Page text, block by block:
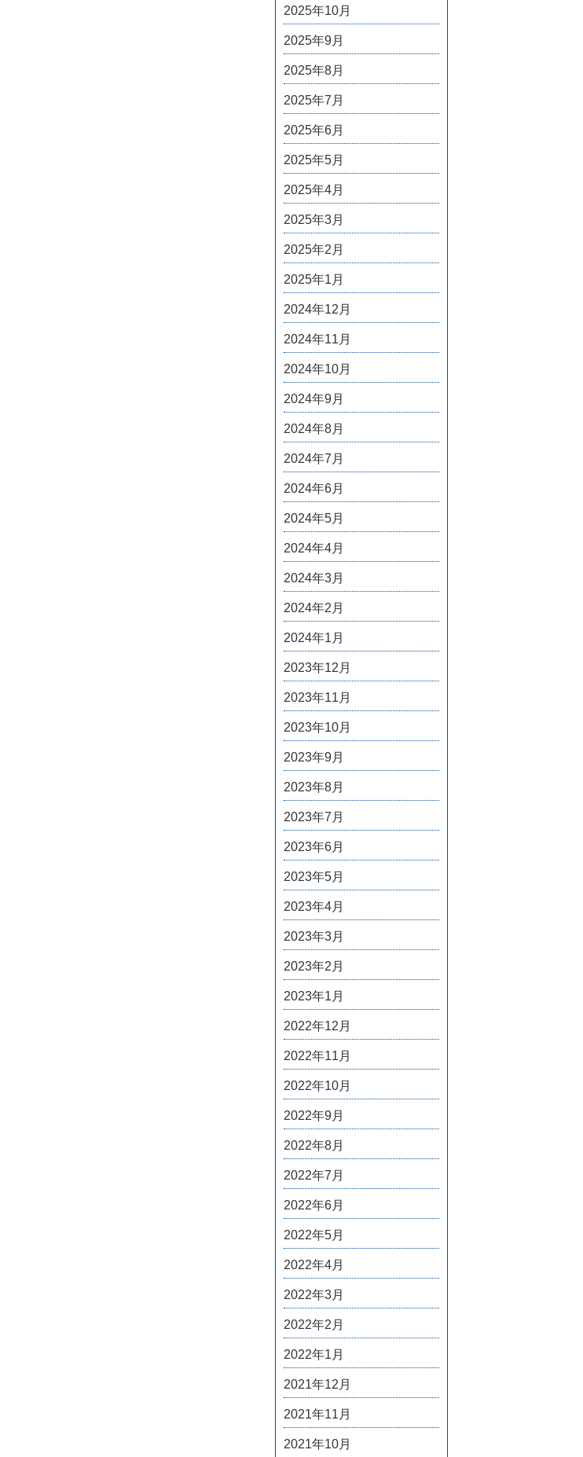
2025年10月
2025年9月
2025年8月
2025年7月
2025年6月
2025年5月
2025年4月
2025年3月
2025年2月
2025年1月
2024年12月
2024年11月
2024年10月
2024年9月
2024年8月
2024年7月
2024年6月
2024年5月
2024年4月
2024年3月
2024年2月
2024年1月
2023年12月
2023年11月
2023年10月
2023年9月
2023年8月
2023年7月
2023年6月
2023年5月
2023年4月
2023年3月
2023年2月
2023年1月
2022年12月
2022年11月
2022年10月
2022年9月
2022年8月
2022年7月
2022年6月
2022年5月
2022年4月
2022年3月
2022年2月
2022年1月
2021年12月
2021年11月
2021年10月